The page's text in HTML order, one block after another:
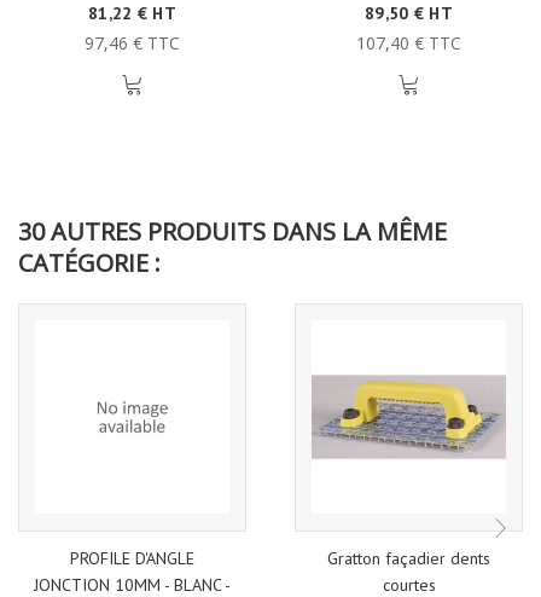
81,22 € HT
97,46 € TTC
89,50 € HT
107,40 € TTC
30 AUTRES PRODUITS DANS LA MÊME
CATÉGORIE :
PROFILE D'ANGLE
JONCTION 10MM - BLANC -
Gratton façadier dents
courtes